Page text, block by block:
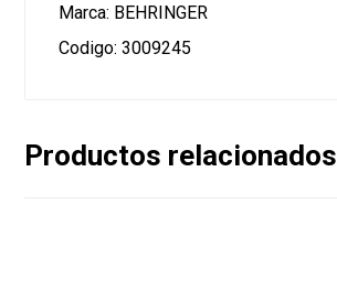
Marca: BEHRINGER
Codigo: 3009245
Productos relacionados